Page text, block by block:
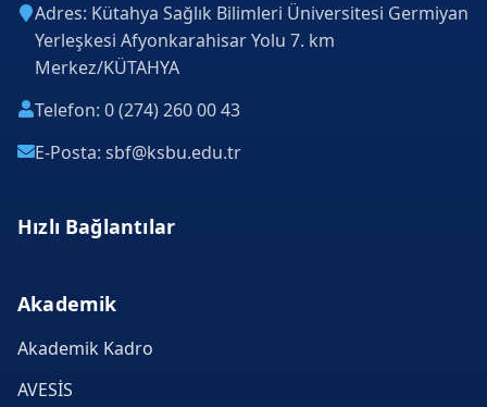
Adres: Kütahya Sağlık Bilimleri Üniversitesi Germiyan
Yerleşkesi Afyonkarahisar Yolu 7. km
Merkez/KÜTAHYA
Telefon: 0 (274) 260 00 43
E-Posta: sbf@ksbu.edu.tr
Hızlı Bağlantılar
Akademik
Akademik Kadro
AVESİS